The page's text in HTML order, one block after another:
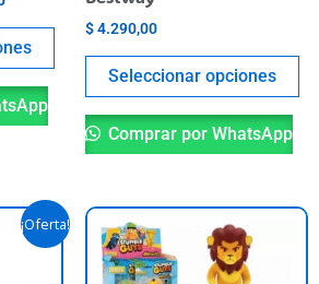
page
$4.290,00
Seleccionar opciones
Comprar por WhatsApp
¡Oferta!
Current
price
This
product